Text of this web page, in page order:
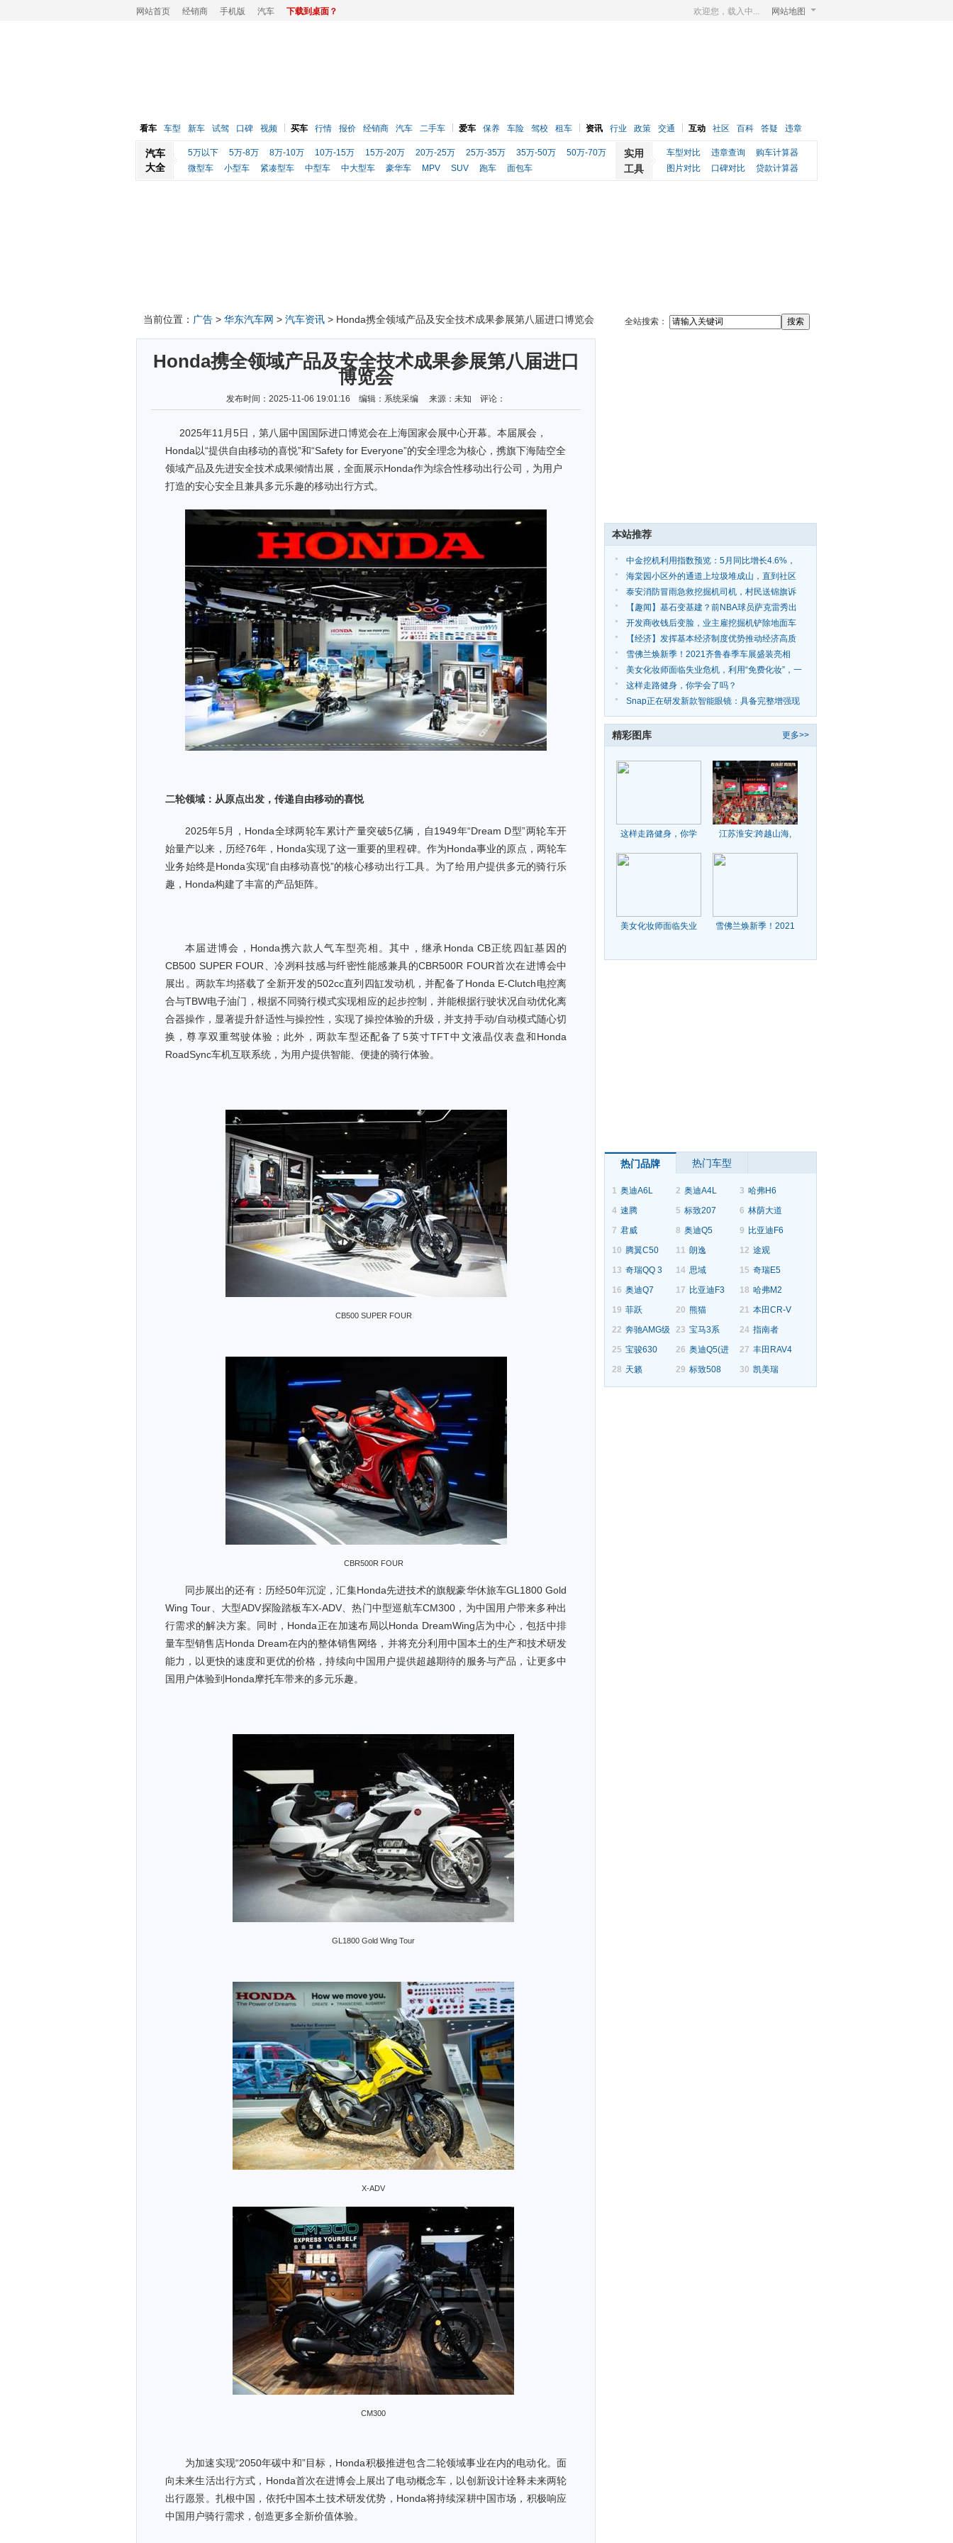
网站首页 经销商 手机版 汽车 下载到桌面？ 网站地图
欢迎您，载入中...
看车 车型 新车 试驾 口碑 视频 买车 行情 报价 经销商 汽车 二手车 爱车 保养 车险 驾校 租车 资讯 行业 政策 交通 互动 社区 百科 答疑 违章
汽车
大全
5万以下 5万-8万 8万-10万 10万-15万 15万-20万 20万-25万 25万-35万 35万-50万
50万-70万
微型车
小型车 紧凑型车 中型车 中大型车 豪华车 MPV SUV 跑车 面包车
实用
工具
车型对比 违章查询
购车计算器
图片对比
口碑对比 贷款计算器
全站搜索：
当前位置： 广告 > 华东汽车网 > 汽车资讯 > Honda携全领域产品及安全技术成果参展第八届进口博览会
Honda携全领域产品及安全技术成果参展第八届进口
博览会
发布时间：2025-11-06 19:01:16 编辑：系统采编 来源：未知 评论：
2025年11月5日，第八届中国国际进口博览会在上海国家会展中心开幕。本届展会，
Honda以“提供自由移动的喜悦”和“Safety for Everyone”的安全理念为核心，携旗下海陆空全
领域产品及先进安全技术成果倾情出展，全面展示Honda作为综合性移动出行公司，为用户
打造的安心安全且兼具多元乐趣的移动出行方式。
二轮领域：从原点出发，传递自由移动的喜悦
2025年5月，Honda全球两轮车累计产量突破5亿辆，自1949年“Dream D型”两轮车开
始量产以来，历经76年，Honda实现了这一重要的里程碑。作为Honda事业的原点，两轮车
业务始终是Honda实现“自由移动喜悦”的核心移动出行工具。为了给用户提供多元的骑行乐
趣，Honda构建了丰富的产品矩阵。
本届进博会，Honda携六款人气车型亮相。其中，继承Honda CB正统四缸基因的
CB500 SUPER FOUR、冷冽科技感与纤密性能感兼具的CBR500R FOUR首次在进博会中
展出。两款车均搭载了全新开发的502cc直列四缸发动机，并配备了Honda E-Clutch电控离
合与TBW电子油门，根据不同骑行模式实现相应的起步控制，并能根据行驶状况自动优化离
合器操作，显著提升舒适性与操控性，实现了操控体验的升级，并支持手动/自动模式随心切
换，尊享双重驾驶体验；此外，两款车型还配备了5英寸TFT中文液晶仪表盘和Honda
RoadSync车机互联系统，为用户提供智能、便捷的骑行体验。
CB500 SUPER FOUR
CBR500R FOUR
同步展出的还有：历经50年沉淀，汇集Honda先进技术的旗舰豪华休旅车GL1800 Gold
Wing Tour、大型ADV探险踏板车X-ADV、热门中型巡航车CM300，为中国用户带来多种出
行需求的解决方案。同时，Honda正在加速布局以Honda DreamWing店为中心，包括中排
量车型销售店Honda Dream在内的整体销售网络，并将充分利用中国本土的生产和技术研发
能力，以更快的速度和更优的价格，持续向中国用户提供超越期待的服务与产品，让更多中
国用户体验到Honda摩托车带来的多元乐趣。
GL1800 Gold Wing Tour
X-ADV
CM300
为加速实现“2050年碳中和”目标，Honda积极推进包含二轮领域事业在内的电动化。面
向未来生活出行方式，Honda首次在进博会上展出了电动概念车，以创新设计诠释未来两轮
出行愿景。扎根中国，依托中国本土技术研发优势，Honda将持续深耕中国市场，积极响应
中国用户骑行需求，创造更多全新价值体验。
本站推荐
中金挖机利用指数预览：5月同比增长4.6%，
预计6月高景
海棠园小区外的通道上垃圾堆成山，直到社区
调来挖机、
泰安消防冒雨急救挖掘机司机，村民送锦旗诉
恩情
【趣闻】基石变基建？前NBA球员萨克雷秀出
开挖掘机照
开发商收钱后变脸，业主雇挖掘机铲除地面车
位：这是合
【经济】发挥基本经济制度优势推动经济高质
量发展
雪佛兰焕新季！2021齐鲁春季车展盛装亮相
美女化妆师面临失业危机，利用“免费化妆”，一
年到手
这样走路健身，你学会了吗？
Snap正在研发新款智能眼镜：具备完整增强现
实功能
更多>>
精彩图库
这样走路健身，你学 江苏淮安:跨越山海,
美女化妆师面临失业 雪佛兰焕新季！2021
热门品牌 热门车型
1 奥迪A6L 2 奥迪A4L 3 哈弗H6
4 速腾 5 标致207 6 林荫大道
7 君威 8 奥迪Q5 9 比亚迪F6
10 腾翼C50 11 朗逸 12 途观
13 奇瑞QQ 3 14 思域 15 奇瑞E5
16 奥迪Q7 17 比亚迪F3 18 哈弗M2
19 菲跃 20 熊猫 21 本田CR-V
22 奔驰AMG级 23 宝马3系 24 指南者
25 宝骏630 26 奥迪Q5(进 27 丰田RAV4
28 天籁 29 标致508 30 凯美瑞